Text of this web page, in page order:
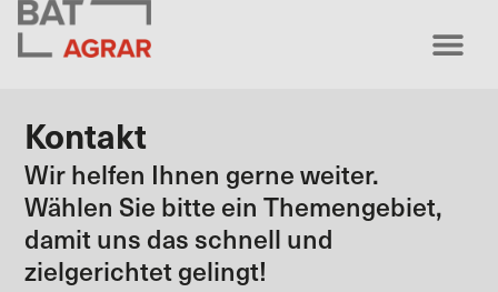
Kontakt
Wir helfen Ihnen gerne weiter.
Wählen Sie bitte ein Themengebiet,
damit uns das schnell und
zielgerichtet gelingt!